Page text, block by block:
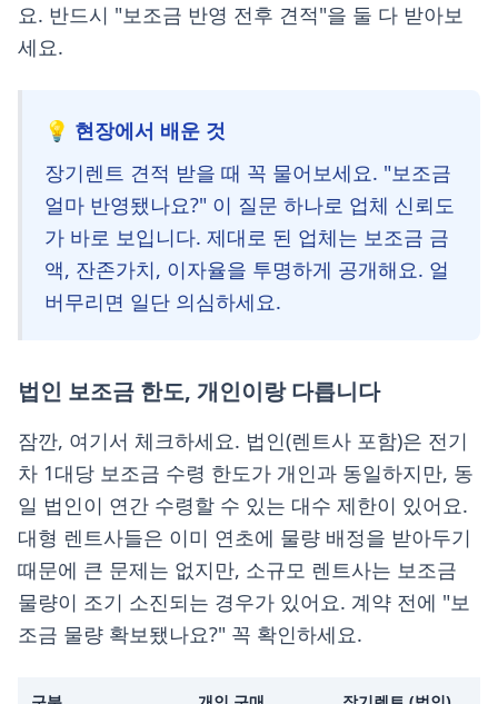
요. 반드시 "보조금 반영 전후 견적"을 둘 다 받아보
세요.
💡 현장에서 배운 것
장기렌트 견적 받을 때 꼭 물어보세요. "보조금
얼마 반영됐나요?" 이 질문 하나로 업체 신뢰도
가 바로 보입니다. 제대로 된 업체는 보조금 금
액, 잔존가치, 이자율을 투명하게 공개해요. 얼
버무리면 일단 의심하세요.
법인 보조금 한도, 개인이랑 다릅니다
잠깐, 여기서 체크하세요. 법인(렌트사 포함)은 전기
차 1대당 보조금 수령 한도가 개인과 동일하지만, 동
일 법인이 연간 수령할 수 있는 대수 제한이 있어요.
대형 렌트사들은 이미 연초에 물량 배정을 받아두기
때문에 큰 문제는 없지만, 소규모 렌트사는 보조금
물량이 조기 소진되는 경우가 있어요. 계약 전에 "보
조금 물량 확보됐나요?" 꼭 확인하세요.